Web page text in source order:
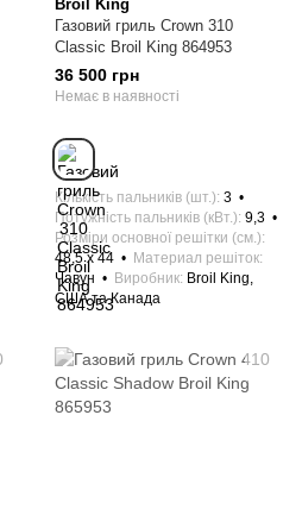
Broil King
Газовий гриль Crown 310
Classic Broil King 864953
36 500 грн
Немає в наявності
Кількість пальників (шт.) 3
Потужність пальників (кВт.) 9,3
Розміри основної решітки (см.)
48,5 х 44
Материал решіток
Чавун
Виробник Broil King,
США та Канада